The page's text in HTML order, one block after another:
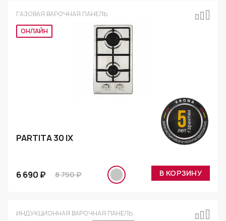
ГАЗОВАЯ ВАРОЧНАЯ ПАНЕЛЬ
Эксклюзив
PARTITA 30 IX
6 690 ₽ 8 790 ₽ В КОРЗИНУ
ИНДУКЦИОННАЯ ВАРОЧНАЯ ПАНЕЛЬ